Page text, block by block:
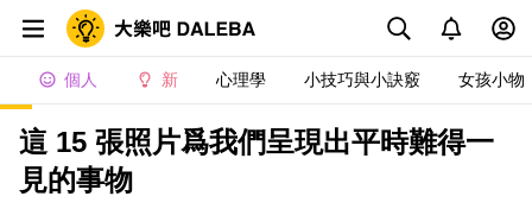
個人 新 心理學 小技巧與小訣竅 女孩小物
這 15 張照片爲我們呈現出平時難得一
見的事物